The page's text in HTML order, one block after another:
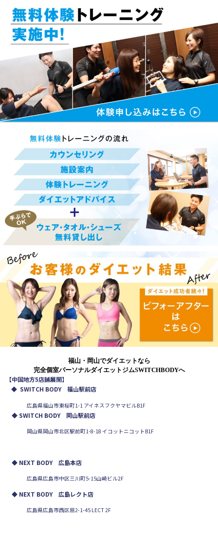
福山・岡山でダイエットなら
完全個室パーソナルダイエットジムSWITCHBODYへ
【中国地方5店舗展開】
◆ SWITCH BODY 福山駅前店
広島県福山市東桜町1-1 アイネスフクヤマビルB1F
◆ SWITCH BODY 岡山駅前店
岡山県岡山市北区駅前町1-8-18 イコットニコットB1F
◆ NEXT BODY 広島本店
広島県広島市中区三川町5-15山崎ビル2F
◆ NEXT BODY 広島レクト店
広島県広島市西区扇2-1-45 LECT 2F